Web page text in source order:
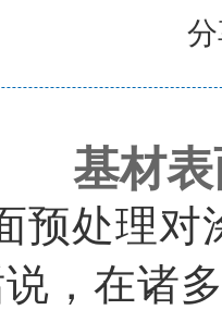
基材
预处理对
，在诸